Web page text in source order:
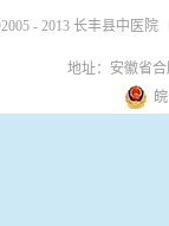
- 2013 长丰县中医院
地址：安徽省